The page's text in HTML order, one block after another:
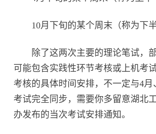
10月下旬的某个周末（称为下半
除了这两次主要的理论笔试，
可能包含实践性环节考核或上机考
考核的具体时间安排，不一定与4月
考试完全同步，需要你多留意湖北
办发布的当次考试安排通知。